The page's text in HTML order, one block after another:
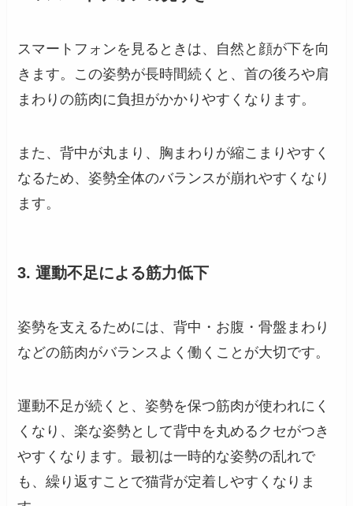
スマートフォンを見るときは、自然と顔が下を向
きます。この姿勢が長時間続くと、首の後ろや肩
まわりの筋肉に負担がかかりやすくなります。
また、背中が丸まり、胸まわりが縮こまりやすく
なるため、姿勢全体のバランスが崩れやすくなり
ます。
3. 運動不足による筋力低下
姿勢を支えるためには、背中・お腹・骨盤まわり
などの筋肉がバランスよく働くことが大切です。
運動不足が続くと、姿勢を保つ筋肉が使われにく
くなり、楽な姿勢として背中を丸めるクセがつき
やすくなります。最初は一時的な姿勢の乱れで
も、繰り返すことで猫背が定着しやすくなりま